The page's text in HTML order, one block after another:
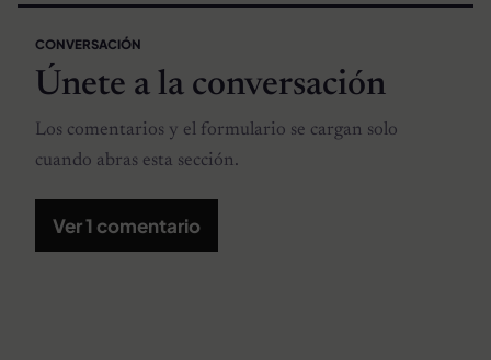
CONVERSACIÓN
Únete a la conversación
Los comentarios y el formulario se cargan solo
cuando abras esta sección.
Ver 1 comentario